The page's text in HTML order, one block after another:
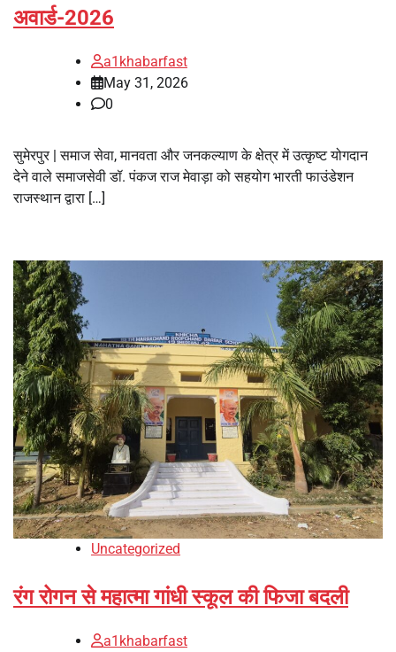
अवार्ड-2026
a1khabarfast
May 31, 2026
0
सुमेरपुर | समाज सेवा, मानवता और जनकल्याण के क्षेत्र में उत्कृष्ट योगदान
देने वाले समाजसेवी डॉ. पंकज राज मेवाड़ा को सहयोग भारती फाउंडेशन
राजस्थान द्वारा […]
Uncategorized
रंग रोगन से महात्मा गांधी स्कूल की फिजा बदली
a1khabarfast